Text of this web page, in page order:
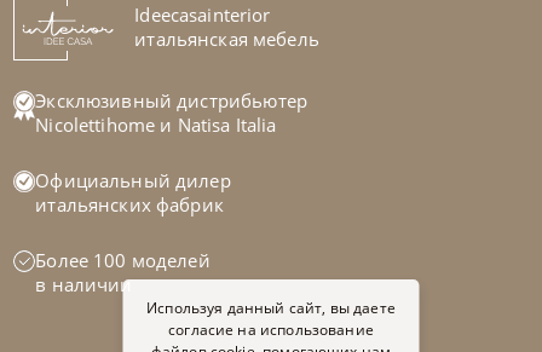
На заказ 45-90 дн
Ideecasainterior
итальянская мебель
Эксклюзивный дистрибьютер
Nicolettihome и Natisa Italia
Официальный дилер
итальянских фабрик
Более 100 моделей
в наличии
Используя данный сайт, вы даете
согласие на использование